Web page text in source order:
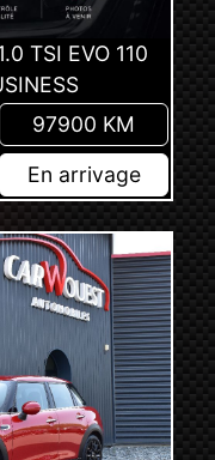
TSI EVO 110
97900 KM
En arrivage